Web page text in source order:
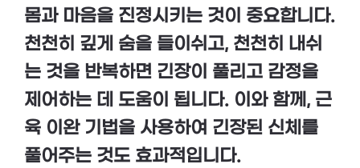
몸과 마음을 진정시키는 것이 중요합니다.
천천히 깊게 숨을 들이쉬고, 천천히 내쉬
는 것을 반복하면 긴장이 풀리고 감정을
제어하는 데 도움이 됩니다. 이와 함께, 근
육 이완 기법을 사용하여 긴장된 신체를
풀어주는 것도 효과적입니다.